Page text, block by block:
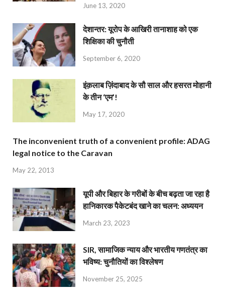
June 13, 2020
देशान्‍तर: यूरोप के आखिरी तानाशाह को एक
शिक्षिका की चुनौती
September 6, 2020
इंक़लाब ज़िंदाबाद के सौ साल और हसरत मोहानी
के तीन ‘एम’!
May 17, 2020
The inconvenient truth of a convenient profile: ADAG
legal notice to the Caravan
May 22, 2013
यूपी और बिहार के गरीबों के बीच बढ़ता जा रहा है
हानिकारक पैकेटबंद खाने का चलन: अध्ययन
March 23, 2023
SIR, सामाजिक न्याय और भारतीय गणतंत्र का
भविष्य: चुनौतियों का विश्लेषण
November 25, 2025